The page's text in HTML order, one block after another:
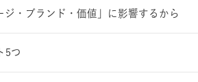
・ブランド・価値」に影響するから
5つ